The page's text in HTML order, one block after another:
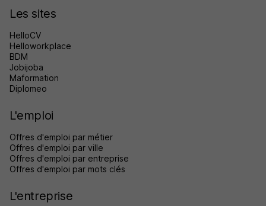
Les sites
HelloCV
Helloworkplace
BDM
Jobijoba
Maformation
Diplomeo
L'emploi
Offres d'emploi par métier
Offres d'emploi par ville
Offres d'emploi par entreprise
Offres d'emploi par mots clés
L'entreprise